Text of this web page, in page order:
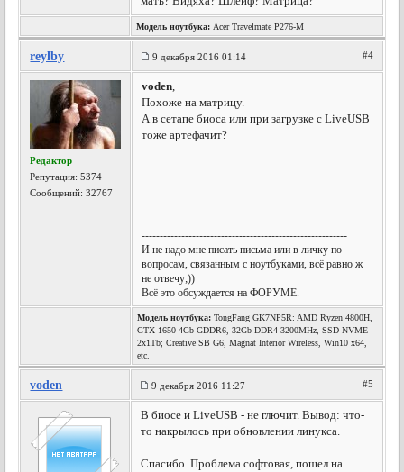
Модель ноутбука: Acer Travelmate P276-M
reylby 9 декабря 2016 01:14 #4
Редактор
Репутация:5374
Сообщений: 32767
voden,
Похоже на матрицу.
А в сетапе биоса или при загрузке с LiveUSB
тоже артефачит?
---------------------------------------------------------
И не надо мне писать письма или в личку по
вопросам, связанным с ноутбуками, всё равно ж
не отвечу;))
Всё это обсуждается на ФОРУМЕ.
Модель ноутбука: TongFang GK7NP5R: AMD Ryzen 4800H,
GTX 1650 4Gb GDDR6, 32Gb DDR4-3200MHz, SSD NVME
2x1Tb; Creative SB G6, Magnat Interior Wireless, Win10 x64,
etc.
voden 9 декабря 2016 11:27 #5
В биосе и LiveUSB - не глючит. Вывод: что-
то накрылось при обновлении линукса.
Спасибо. Проблема софтовая, пошел на